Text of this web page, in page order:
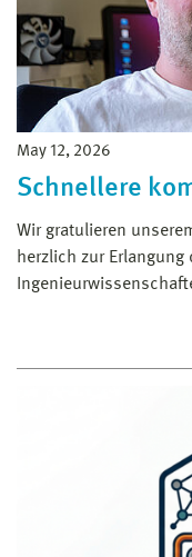
May 12, 2026
Schnellere
Wir gratulieren
herzlich zur